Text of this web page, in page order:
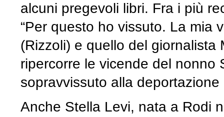
alcuni pregevoli libri. Fra i più
“Per questo ho vissuto. La mia
(Rizzoli) e quello del giornalista
ripercorre le vicende del nonno
sopravvissuto alla
Anche Stella Levi, nata a Rodi